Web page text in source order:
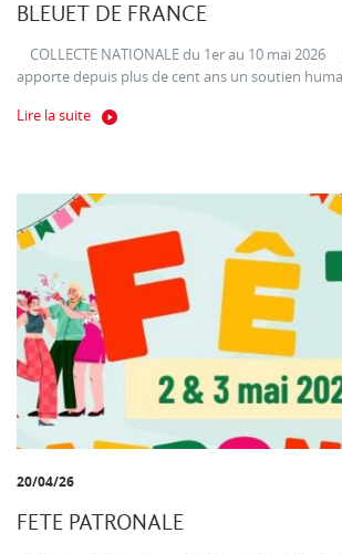
BLEUET DE FRANCE
COLLECTE NATIONALE du 1er au 10 mai 2026
apporte depuis plus de cent ans un soutien
Lire la suite
20/04/26
FETE PATRONALE